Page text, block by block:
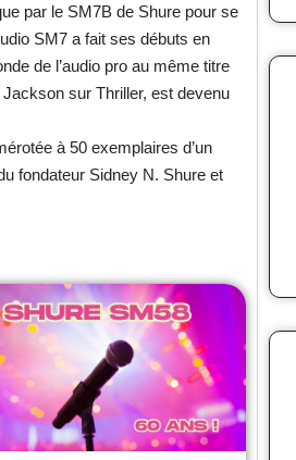
par le SM7B de Shure pour se
SM7 a fait ses débuts en
de l’audio pro au même titre
sur Thriller, est devenu
à 50 exemplaires d’un
fondateur Sidney N. Shure et